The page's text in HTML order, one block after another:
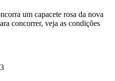
um capacete rosa da nova
concorrer, veja as condições